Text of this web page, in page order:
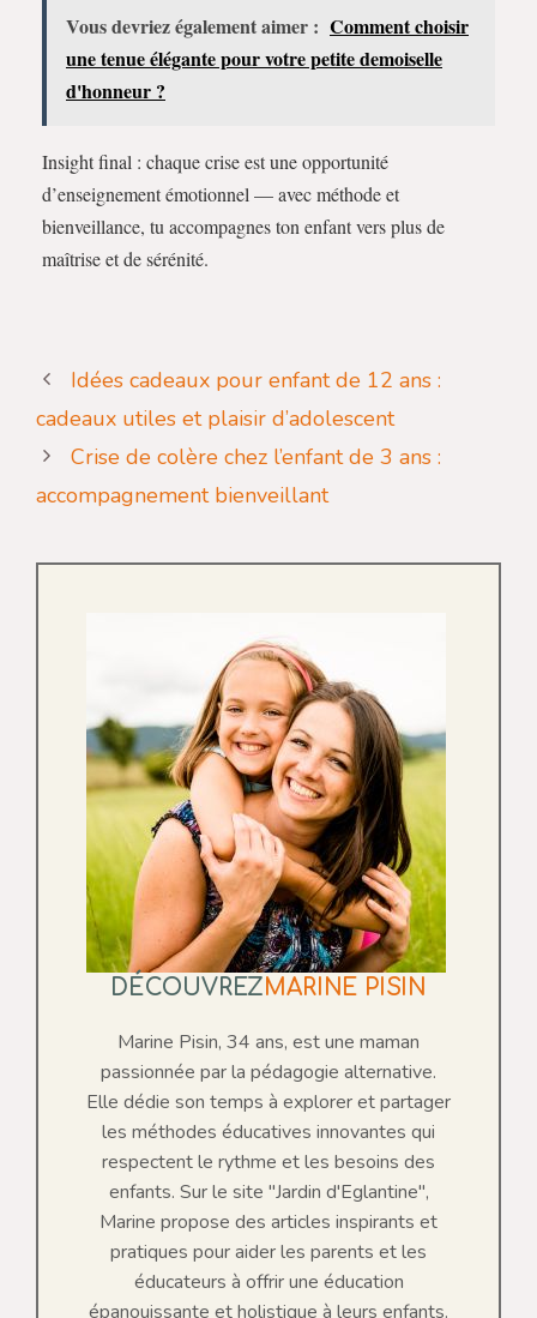
Vous devriez également aimer : Comment choisir
une tenue élégante pour votre petite demoiselle
d'honneur ?
Insight final : chaque crise est une opportunité
d’enseignement émotionnel — avec méthode et
bienveillance, tu accompagnes ton enfant vers plus de
maîtrise et de sérénité.
Idées cadeaux pour enfant de 12 ans :
cadeaux utiles et plaisir d’adolescent
Crise de colère chez l’enfant de 3 ans :
accompagnement bienveillant
DÉCOUVREZMARINE PISIN
Marine Pisin, 34 ans, est une maman
passionnée par la pédagogie alternative.
Elle dédie son temps à explorer et partager
les méthodes éducatives innovantes qui
respectent le rythme et les besoins des
enfants. Sur le site "Jardin d'Eglantine",
Marine propose des articles inspirants et
pratiques pour aider les parents et les
éducateurs à offrir une éducation
épanouissante et holistique à leurs enfants.